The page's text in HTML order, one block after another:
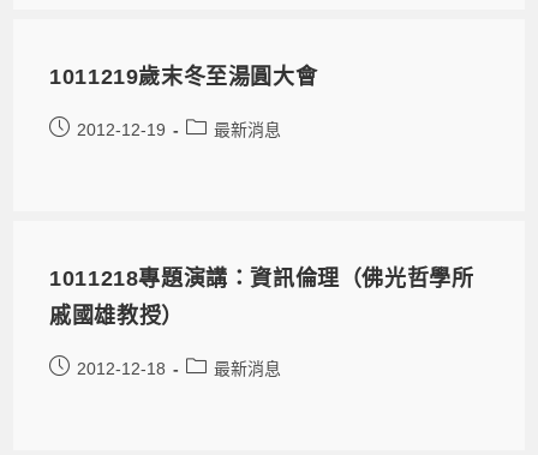
1011219歲末冬至湯圓大會
2012-12-19 最新消息
1011218專題演講：資訊倫理（佛光哲學所
戚國雄教授）
2012-12-18 最新消息